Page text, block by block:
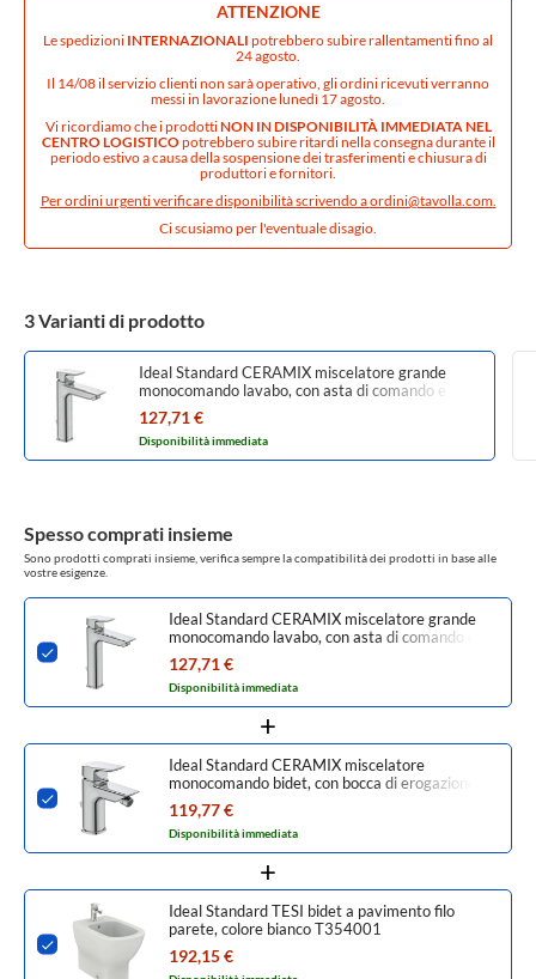
ATTENZIONE
Le spedizioni INTERNAZIONALI potrebbero subire rallentamenti fino al
24 agosto.
Il 14/08 il servizio clienti non sarà operativo, gli ordini ricevuti verranno
messi in lavorazione lunedì 17 agosto.
Vi ricordiamo che i prodottiNON IN DISPONIBILITÀ IMMEDIATA NEL
CENTRO LOGISTICOpotrebbero subire ritardi nella consegna durante il
periodo estivo a causa della sospensione dei trasferimenti e chiusura di
produttori e fornitori.
Per ordini urgenti verificare disponibilità scrivendo aordini@tavolla.com.
Ci scusiamo per l'eventuale disagio.
3 Varianti di prodotto
Ideal Standard CERAMIX miscelatore grande
monocomando lavabo, con asta di comando e
scarico piletta, finitura cromo A6544AA
127,71 €
Disponibilità immediata
Spesso comprati insieme
Sono prodotti comprati insieme, verifica sempre la compatibilità dei prodotti in base alle
vostre esigenze.
Ideal Standard CERAMIX miscelatore grande
monocomando lavabo, con asta di comando e
scarico piletta, finitura cromo A6544AA
127,71 €
Disponibilità immediata
Ideal Standard CERAMIX miscelatore
monocomando bidet, con bocca di erogazione
fissa, finitura cromo A7582AA
119,77 €
Disponibilità immediata
Ideal Standard TESI bidet a pavimento filo
parete, colore bianco T354001
192,15 €